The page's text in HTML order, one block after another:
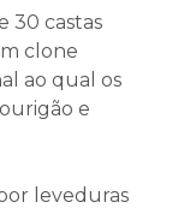
30 castas
clone
ao qual os
e
leveduras